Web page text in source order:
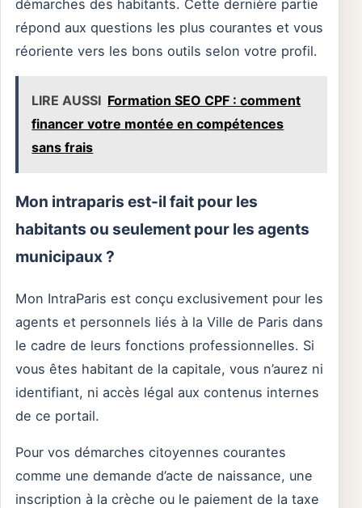
démarches des habitants. Cette dernière partie
répond aux questions les plus courantes et vous
réoriente vers les bons outils selon votre profil.
LIRE AUSSI Formation SEO CPF : comment
financer votre montée en compétences
sans frais
Mon intraparis est-il fait pour les
habitants ou seulement pour les agents
municipaux ?
Mon IntraParis est conçu exclusivement pour les
agents et personnels liés à la Ville de Paris dans
le cadre de leurs fonctions professionnelles. Si
vous êtes habitant de la capitale, vous n’aurez ni
identifiant, ni accès légal aux contenus internes
de ce portail.
Pour vos démarches citoyennes courantes
comme une demande d’acte de naissance, une
inscription à la crèche ou le paiement de la taxe